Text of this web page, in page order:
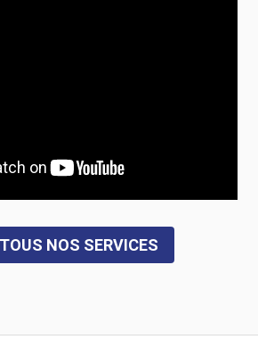
NOS SERVICES